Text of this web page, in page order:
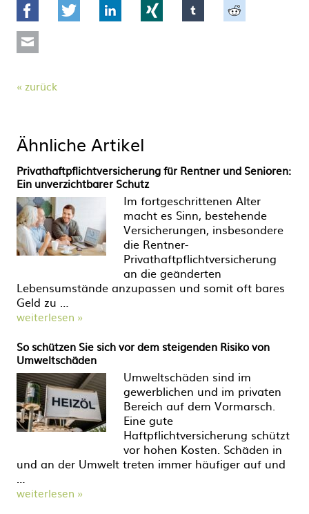
Facebook Twitter LinkedIn tumblr
zurück
Ähnliche Artikel
Privathaftpflichtversicherung für Rentner und Senioren:
Ein unverzichtbarer Schutz
Im fortgeschrittenen Alter
macht es Sinn, bestehende
Versicherungen, insbesondere
die Rentner-
Privathaftpflichtversicherung
an die geänderten
Lebensumstände anzupassen und somit oft bares
Geld zu …
weiterlesen »
So schützen Sie sich vor dem steigenden Risiko von
Umweltschäden
Umweltschäden sind im
gewerblichen und im privaten
Bereich auf dem Vormarsch.
Eine gute
Haftpflichtversicherung schützt
vor hohen Kosten. Schäden in
und an der Umwelt treten immer häufiger auf und
…
weiterlesen »